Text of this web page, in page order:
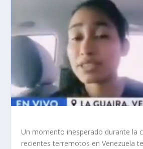
Un momento inesperado durante la
recientes terremotos en Venezuela